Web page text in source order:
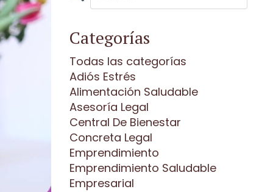
Categorías
Todas las categorías
Adiós Estrés
Alimentación Saludable
Asesoría Legal
Central De Bienestar
Concreta Legal
Emprendimiento
Emprendimiento Saludable
Empresarial